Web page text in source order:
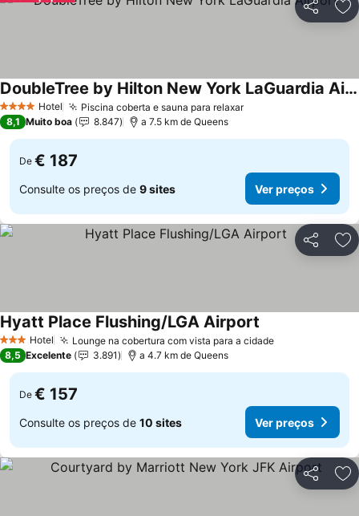
Partilhar
4 EstrelasHotel Piscina coberta e sauna para relaxarVer preços
DoubleTree by Hilton New York LaGuardia Airport
Ver preços
8,1 Muito boa 8.847 a 7.5 km de Queens
De € 187
Consulte os preços de 9 sites Ver preços
Partilhar
3 EstrelasHotel Lounge na cobertura com vista para a cidadeVer preços
Hyatt Place Flushing/LGA Airport
8,5 Excelente 3.891 a 4.7 km de Queens
De € 157
Consulte os preços de 10 sites Ver preços
Partilhar